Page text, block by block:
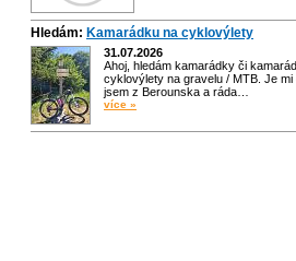
Hledám: Kamarádku na cyklovýlety
31.07.2026
Ahoj, hledám kamarádky či
cyklovýlety na gravelu / MTB. Je mi
jsem z Berounska a ráda…
více »